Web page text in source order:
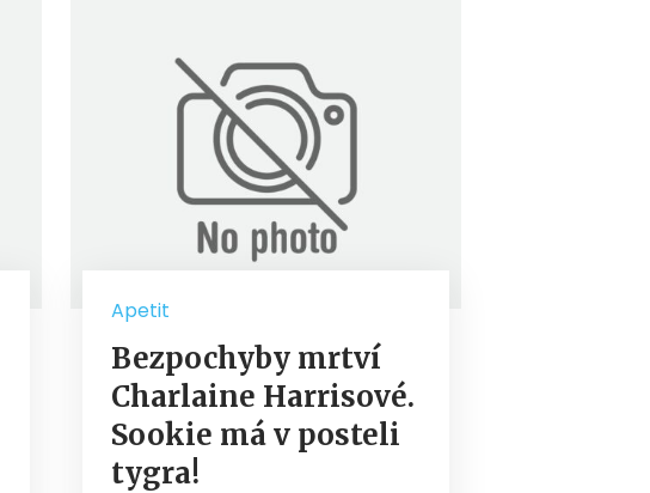
Apetit
Bezpochyby mrtví
Charlaine Harrisové.
Sookie má v posteli
tygra!